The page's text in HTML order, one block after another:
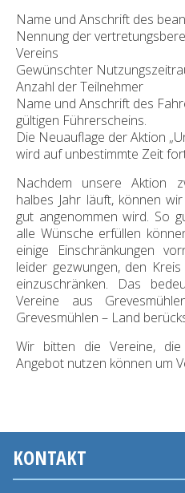
Name und Anschrift des
Nennung der
Vereins
Gewünschter
Anzahl der Teilnehmer
Name und Anschrift des
gültigen Führerscheins.
Die Neuauflage der Aktion
wird auf unbestimmte Zeit
Nachdem unsere Aktion
halbes Jahr läuft, können
gut angenommen wird. So
alle Wünsche erfüllen
einige Einschränkungen
leider gezwungen, den
einzuschränken. Das
Vereine aus
Grevesmühlen – Land
Wir bitten die Vereine,
Angebot nutzen können um
KONTAKT